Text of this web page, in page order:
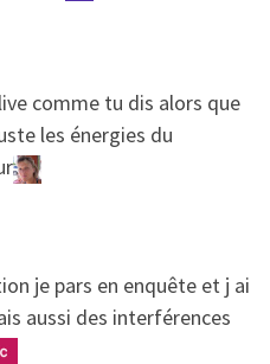
comme tu dis alors que
les énergies du
je pars en enquête et j ai
aussi des interférences